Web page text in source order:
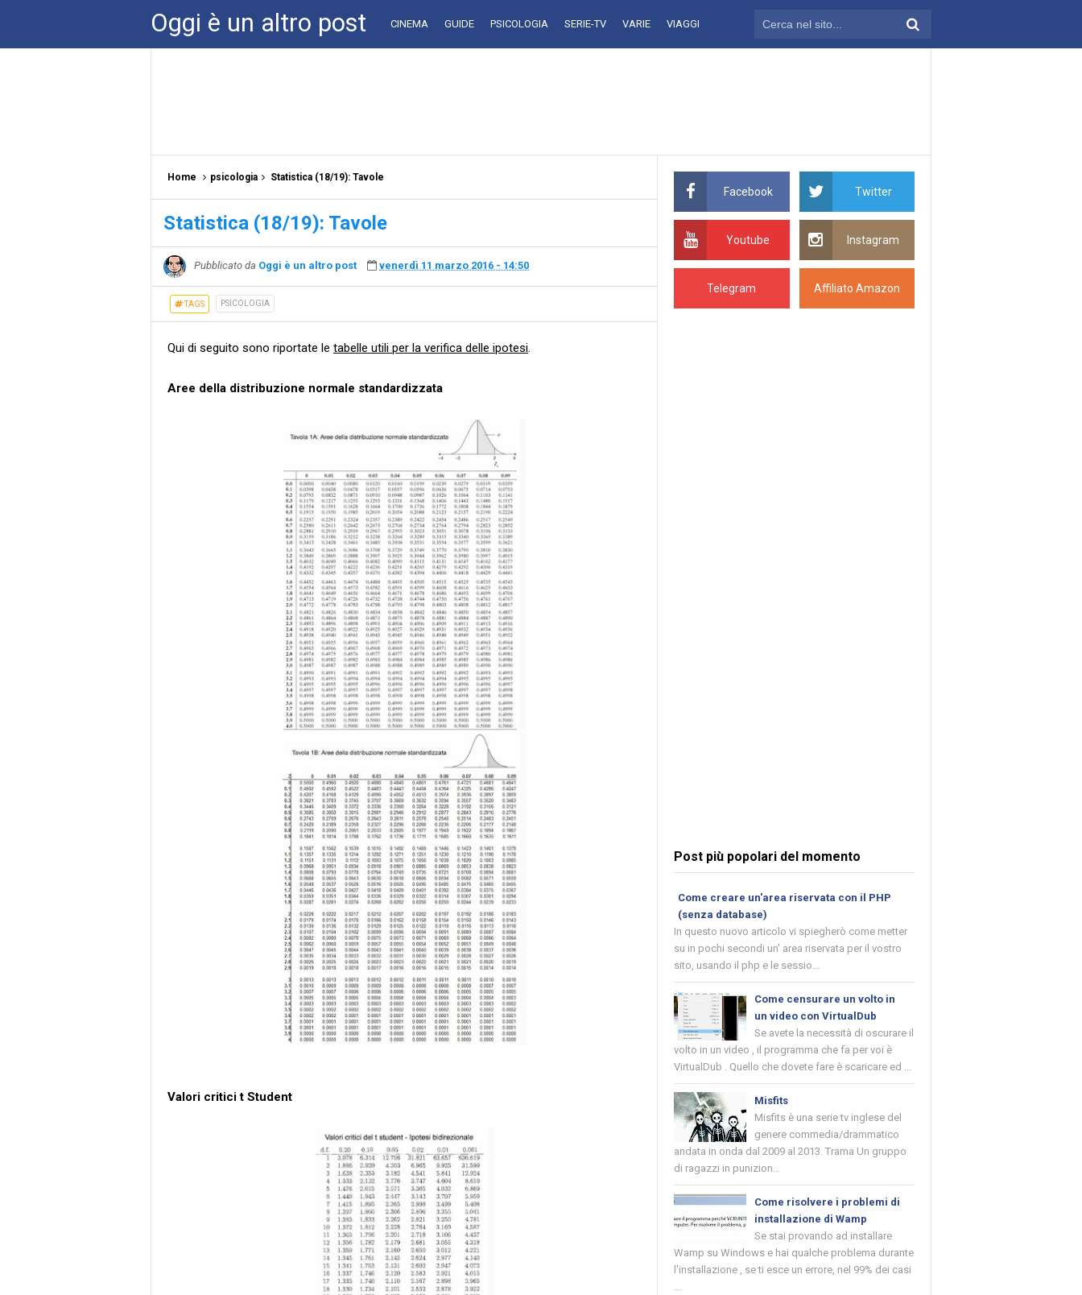
Oggi è un altro post CINEMA GUIDE PSICOLOGIA SERIE-TV VARIE VIAGGI
Home psicologia Statistica (18/19): Tavole
Statistica (18/19): Tavole
Pubblicato da Oggi è un altro post venerdì 11 marzo 2016 - 14:50
TAGS PSICOLOGIA
Qui di seguito sono riportate le tabelle utili per la verifica delle ipotesi.
Aree della distribuzione normale standardizzata
Valori critici t Student
Facebook Twitter
Youtube Instagram
Telegram Affiliato Amazon
Post più popolari del momento
Come creare un'area riservata con il PHP
(senza database)
In questo nuovo articolo vi spiegherò come metter
su in pochi secondi un' area riservata per il vostro
sito, usando il php e le sessio...
Come censurare un volto in
un video con VirtualDub
Se avete la necessità di oscurare il
volto in un video , il programma che fa per voi è
VirtualDub . Quello che dovete fare è scaricare ed ...
Misfits
Misfits è una serie tv inglese del
genere commedia/drammatico
andata in onda dal 2009 al 2013. Trama Un gruppo
di ragazzi in punizion...
Come risolvere i problemi di
installazione di Wamp
Se stai provando ad installare
Wamp su Windows e hai qualche problema durante
l'installazione , se ti esce un errore, nel 99% dei casi
...